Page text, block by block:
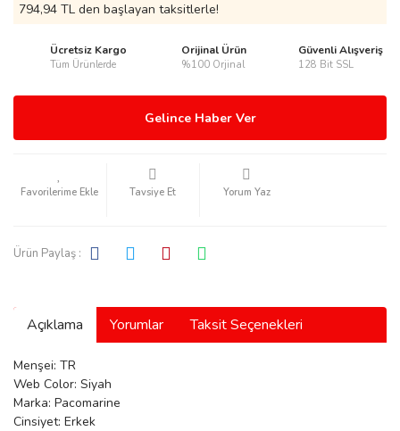
794,94 TL den başlayan taksitlerle!
Ücretsiz Kargo
Tüm Ürünlerde
Orijinal Ürün
%100 Orjinal
Güvenli Alışveriş
128 Bit SSL
Gelince Haber Ver
Tavsiye Et Yorum Yaz
Ürün Paylaş :
Açıklama Yorumlar Taksit Seçenekleri
Menşei: TR
Web Color: Siyah
Marka: Pacomarine
Cinsiyet: Erkek